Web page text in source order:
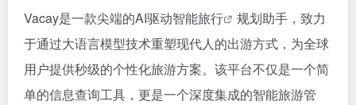
Vacay是一款尖端的AI驱动智能旅行
规划助手，致力
于通过大语言模型技术重塑现代人的出游方式，为全球
用户提供秒级的个性化旅游方案。该平台不仅是一个简
单的信息查询工具，更是一个深度集成的智能旅游管